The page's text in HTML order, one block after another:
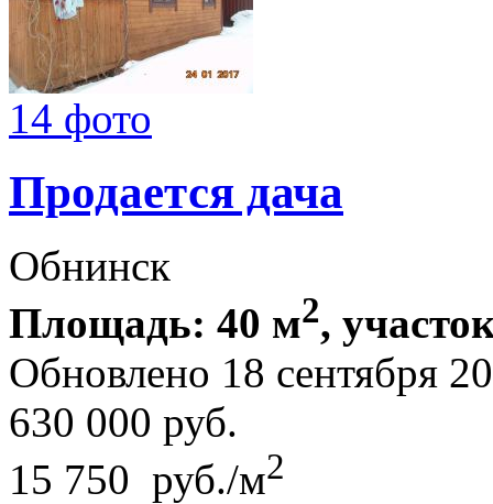
14 фото
Продается дача
Обнинск
Площадь: 40 м2,
Обновлено 18 сентября
630 000 руб.
15 750 руб./м2